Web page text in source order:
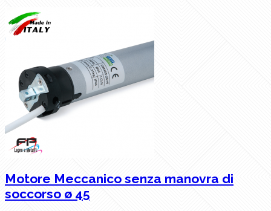
Motore Meccanico senza manovra di
soccorso ø 45